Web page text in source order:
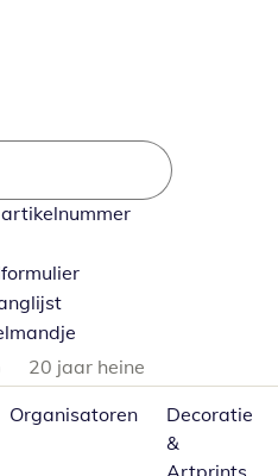
20 jaar heine
Organisatoren
Decoratie
&
Artprints